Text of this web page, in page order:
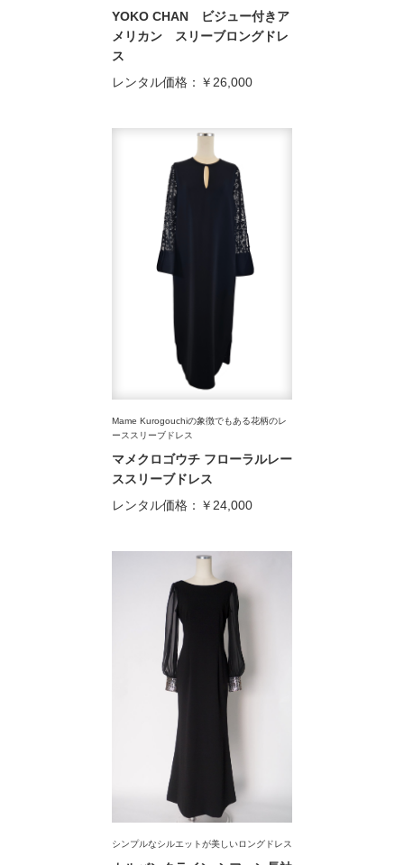
YOKO CHAN ビジュー付きア
メリカン スリーブロングドレ
ス
レンタル価格： ￥26,000
Mame Kurogouchiの象徴でもある花柄のレ
ーススリーブドレス
マメクロゴウチ フローラルレー
ススリーブドレス
レンタル価格： ￥24,000
シンプルなシルエットが美しいロングドレス